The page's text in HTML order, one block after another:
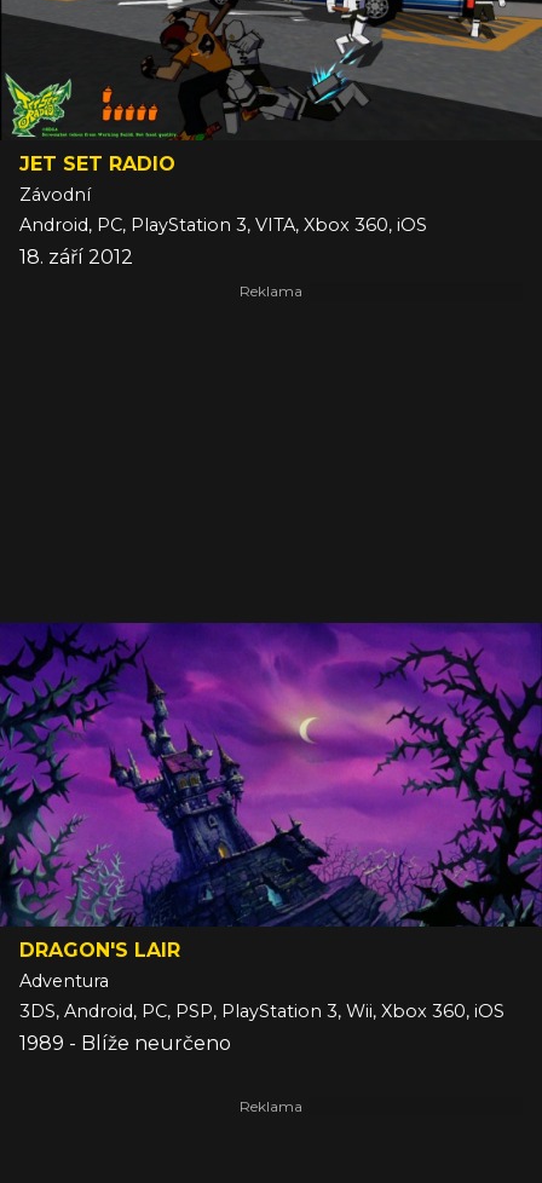
JET SET RADIO
Závodní
Android, PC, PlayStation 3, VITA, Xbox 360, iOS
18. září 2012
DRAGON'S LAIR
Adventura
3DS, Android, PC, PSP, PlayStation 3, Wii, Xbox 360, iOS
1989 - Blíže neurčeno